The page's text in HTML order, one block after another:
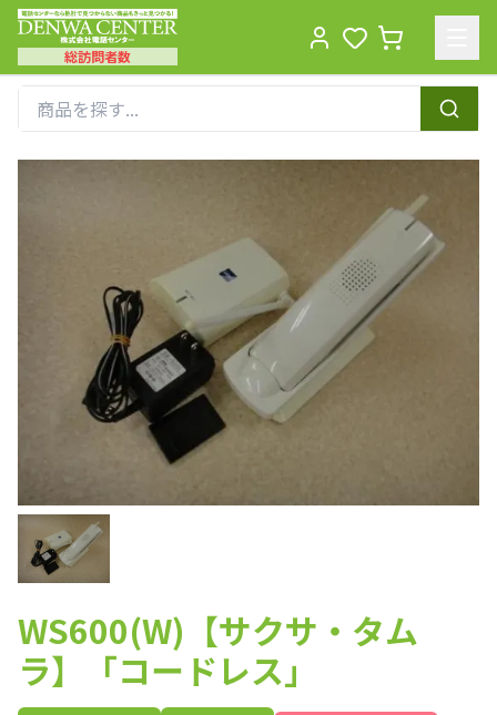
総訪問者数
WS600(W)【サクサ・タム
ラ】「コードレス」